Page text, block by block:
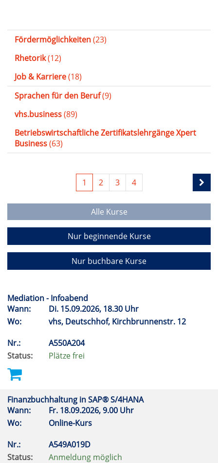
Fördermöglichkeiten(23)
Rhetorik(12)
Job & Karriere(18)
Sprachen für den Beruf(9)
vhs.business(89)
Betriebswirtschaftliche Zertifikatslehrgänge Xpert
Business(63)
1 2 3 4
Alle Kurse
Nur beginnende Kurse
Nur buchbare Kurse
Mediation - Infoabend
Wann:
Di. 15.09.2026, 18.30 Uhr
Wo:
vhs, Deutschhof, Kirchbrunnenstr. 12
Nr.:
A550A204
Status:
Plätze frei
Finanzbuchhaltung in SAP® S/4HANA
Wann:
Fr. 18.09.2026, 9.00 Uhr
Wo:
Online-Kurs
Nr.:
A549A019D
Status:
Anmeldung möglich